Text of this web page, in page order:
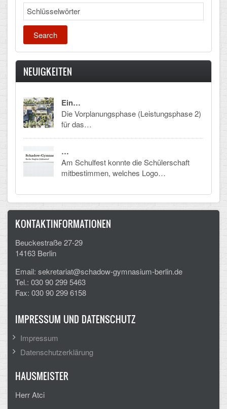
Nextcloud (Eigene Dateien und Tauschordner)
Gitlab
Search
NEUIGKEITEN
Ein…
Die Vorplanungsphase (Leistungsphase 2)
für das…
…
Am Schulfest konnte die Schülerschaft
mitbestimmen, welches Logo…
KONTAKTINFORMATIONEN
Beuckestraße 27-29
14163 Berlin
Email: sekretariat@schadow-gymnasium-berlin.de
Tel.: 030 90 299 5463
Fax: 030 90 299 6158
IMPRESSUM UND DATENSCHUTZ
Impressum
Datenschutzerklärung
HAUSMEISTER
Herr Atci